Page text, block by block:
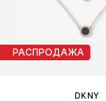
РАСПРОДАЖА
DKNY